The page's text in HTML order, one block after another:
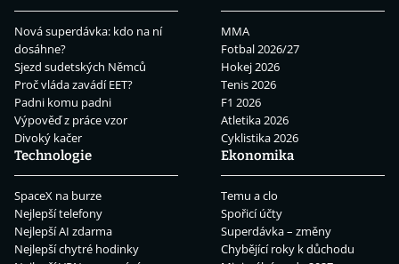
Nová superdávka: kdo na ní
dosáhne?
Sjezd sudetských Němců
Proč vláda zavádí EET?
Padni komu padni
Výpověď z práce vzor
Divoký kačer
MMA
Fotbal 2026/27
Hokej 2026
Tenis 2026
F1 2026
Atletika 2026
Cyklistika 2026
Technologie
SpaceX na burze
Nejlepší telefony
Nejlepší AI zdarma
Nejlepší chytré hodinky
Ekonomika
Temu a clo
Spořicí účty
Superdávka – změny
Chybějící roky k důchodu